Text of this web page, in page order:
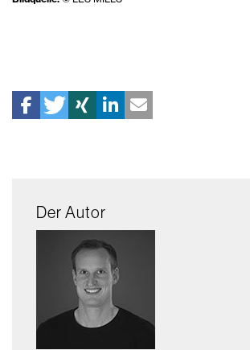
Der Autor